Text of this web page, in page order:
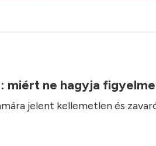
miért ne hagyja
jelent kellemetlen és